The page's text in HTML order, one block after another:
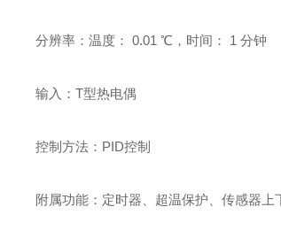
分辨率：温度： 0.01 ℃，时间： 1 分钟
输入：T型热电偶
控制方法：PID控制
附属功能：定时器、超温保护、传感器